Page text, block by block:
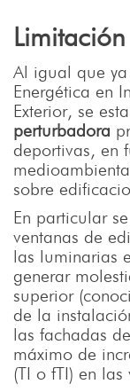
Al igual que ya
Energética en
Exterior, se
perturbadora
deportivas, en
sobre
En particular
ventanas de
las luminarias
generar
superior
de la
las fachadas
máximo de
(TI o fTI) en